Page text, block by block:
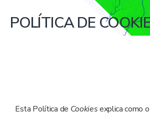
POLÍTICA DE
Esta Política de Cookiesexplica como